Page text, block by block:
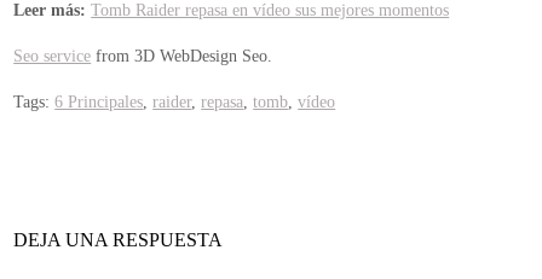
Leer más: Tomb Raider repasa en vídeo sus mejores momentos
Seo service from 3D WebDesign Seo.
Tags:6 Principales,raider,repasa,tomb,vídeo
DEJA UNA RESPUESTA